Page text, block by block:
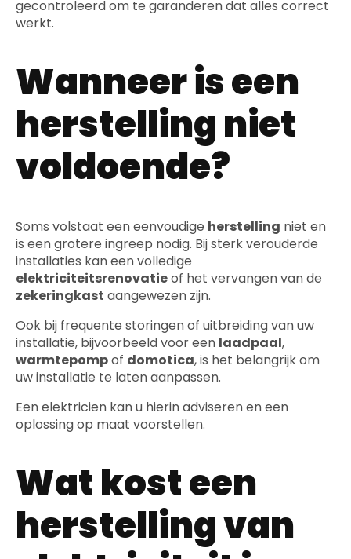
gecontroleerd om te garanderen dat alles correct
werkt.
Wanneer is een
herstelling niet
voldoende?
Soms volstaat een eenvoudige herstelling niet en
is een grotere ingreep nodig. Bij sterk verouderde
installaties kan een volledige
elektriciteitsrenovatieof het vervangen van de
zekeringkast aangewezen zijn.
Ook bij frequente storingen of uitbreiding van uw
installatie, bijvoorbeeld voor een laadpaal,
warmtepompof domotica, is het belangrijk om
uw installatie te laten aanpassen.
Een elektricien kan u hierin adviseren en een
oplossing op maat voorstellen.
Wat kost een
herstelling van